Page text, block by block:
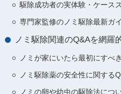
駆除成功者の実体験・ケース
専門家監修のノミ駆除最新ガ
ノミ駆除関連のQ&Aを網羅
ノミが家にいたら最初にすべ
ノミ駆除薬の安全性に関する
ノミの卵や幼虫の駆除法につ